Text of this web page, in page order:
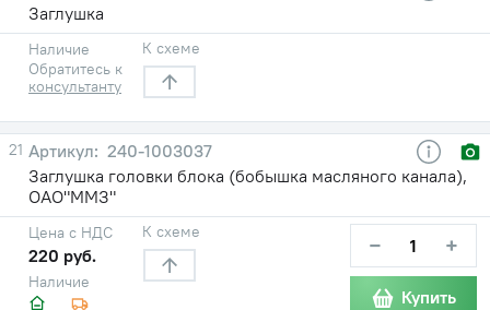
Заглушка
Наличие
Обратитесь к
консультанту
К схеме
21
240-1003037
Заглушка головки блока (бобышка масляного канала),
ОАО"ММЗ"
Наличие
Цена с НДС
220 руб.
К схеме − +
Купить